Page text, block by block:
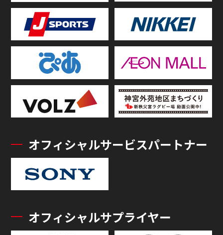
オフィシャルサービスパートナー
オフィシャルサプライヤー